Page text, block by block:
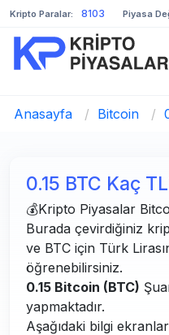
Kripto Paralar: 8103 Piyasa
Anasayfa / Bitcoin /
0.15 BTC Kaç
💰Kripto Piyasalar
Burada çevirdiğiniz
ve BTC için Türk
öğrenebilirsiniz.
0.15 Bitcoin (BTC)
yapmaktadır.
Aşağıdaki bilgi